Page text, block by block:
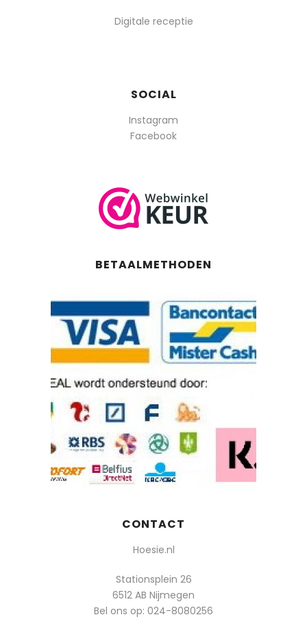
Digitale receptie
SOCIAL
Instagram
Facebook
BETAALMETHODEN
CONTACT
Hoesie.nl
Stationsplein 26
6512 AB Nijmegen
Bel ons op: 024-8080256